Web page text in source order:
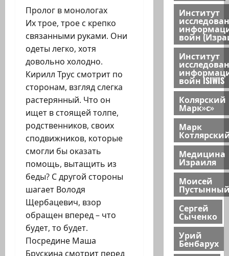
Пролог в монологах
Их трое, трое с крепко
связанными руками. Они
одеты легко, хотя
довольно холодно.
Кирилл Трус смотрит по
сторонам, взгляд слегка
растерянный. Что он
ищет в стоящей толпе,
родственников, своих
сподвижников, которые
смогли бы оказать
помощь, вытащить из
беды? С другой стороны
шагает Володя
Щербацевич, взор
обращен вперед – что
будет, то будет.
Посредине Маша
Брускина смотрит перед
Институт
войн
Институт
войн ISIWIS
Колярский
Марк»с»
Марк
Медицина
Израиля
Моисей
Сергей
Сыченко
Урий
Бенбарух